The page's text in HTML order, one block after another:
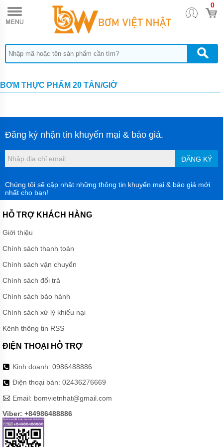
0
TRANG
CHỦ
BƠM
CÔNG
NGHIỆP
BƠM
HÚT
NGHIỆP
BƠM
HÚT
BÙN
PS
MÁY
BƠM
CHÌM
KHUẤY
BÙN
MÁY
BƠM
CHÌM
HÚT
BÙN
ĐẶC
MÁY
CHÌM
KHỬ
BƠM
KHÁNG
HÓA
CHẤT
MÁY
BƠM
BƠM THỰC PHẨM 20 TẤN/GIỜ
Đăng ký nhận tin khuyến mại & báo giá.
ĐĂNG KÝ
Chúng tôi sẽ cập nhật những thông tin khuyến mại & báo giá mới
nhất cho bạn!
HỖ TRỢ KHÁCH HÀNG
Giới thiệu
Chính sách thanh toán
Chính sách vận chuyển
Chính sách đổi trả
Chính sách bảo hành
Chính sách xử lý khiếu nại
Kênh thông tin RSS
ĐIỆN THOẠI HỖ TRỢ
Kinh doanh: 0986488886
Điện thoại bàn: 02436276669
Email: bomvietnhat@gmail.com
Viber: +84986488886